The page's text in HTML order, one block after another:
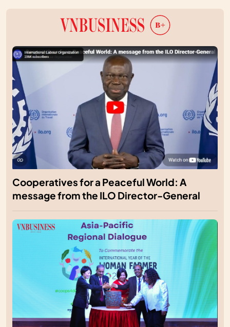
Cooperatives for a Peaceful World: A
message from the ILO Director-General